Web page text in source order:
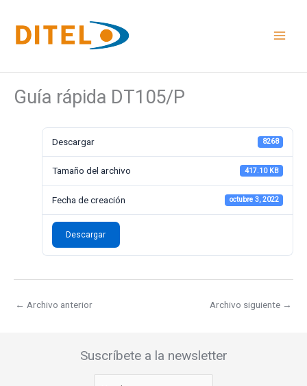
contenido
Guía rápida DT105/P
Descargar 8268
Tamaño del archivo 417.10 KB
Fecha de creación octubre 3, 2022
Descargar
← Archivo anterior Archivo siguiente →
Suscríbete a la newsletter